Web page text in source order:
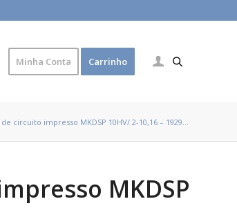
Minha Conta Carrinho
circuito impresso MKDSP 10HV/ 2-10,16 – 1929...
MKDSP